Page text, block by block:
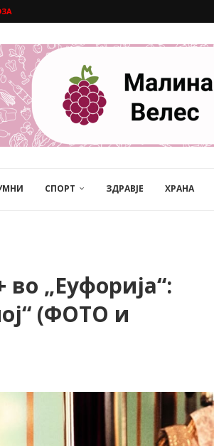
СПОРТ ЗДРАВЈЕ ХРАНА
„Еуфорија“:
(ФОТО и